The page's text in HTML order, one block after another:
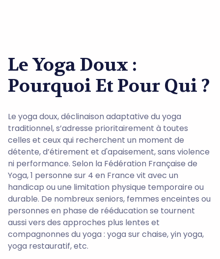
Le Yoga Doux :
Pourquoi Et Pour Qui ?
Le yoga doux, déclinaison adaptative du yoga
traditionnel, s’adresse prioritairement à toutes
celles et ceux qui recherchent un moment de
détente, d’étirement et d'apaisement, sans violence
ni performance. Selon la Fédération Française de
Yoga, 1 personne sur 4 en France vit avec un
handicap ou une limitation physique temporaire ou
durable. De nombreux seniors, femmes enceintes ou
personnes en phase de rééducation se tournent
aussi vers des approches plus lentes et
compagnonnes du yoga : yoga sur chaise, yin yoga,
yoga restauratif, etc.